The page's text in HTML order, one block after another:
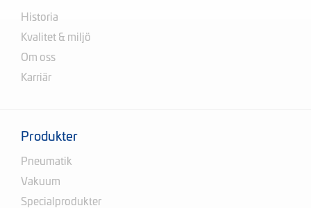
Historia
Kvalitet & miljö
Om oss
Karriär
Produkter
Pneumatik
Vakuum
Specialprodukter